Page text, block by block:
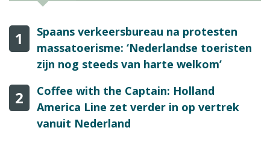
1
Spaans verkeersbureau na protesten
massatoerisme: ‘Nederlandse toeristen
zijn nog steeds van harte welkom’
2
Coffee with the Captain: Holland
America Line zet verder in op vertrek
vanuit Nederland